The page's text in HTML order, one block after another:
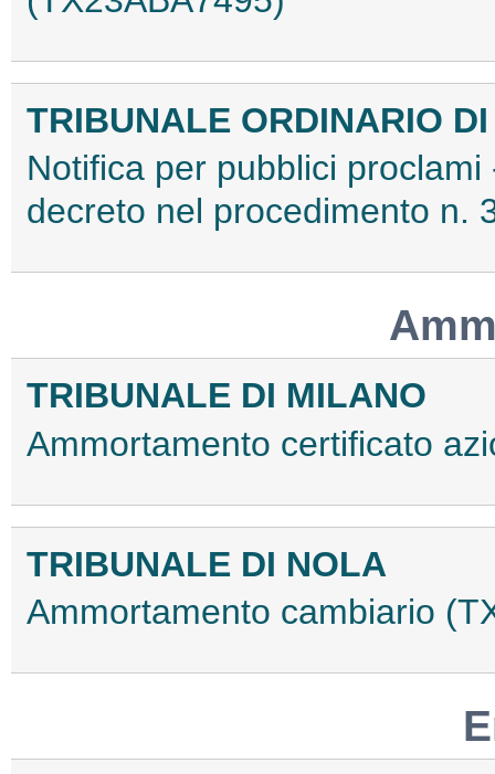
TRIBUNALE ORDINARIO
Notifica per pubblici
decreto nel procedimento n.
TRIBUNALE DI MILANO
Ammortamento certificato
TRIBUNALE DI NOLA
Ammortamento cambiario